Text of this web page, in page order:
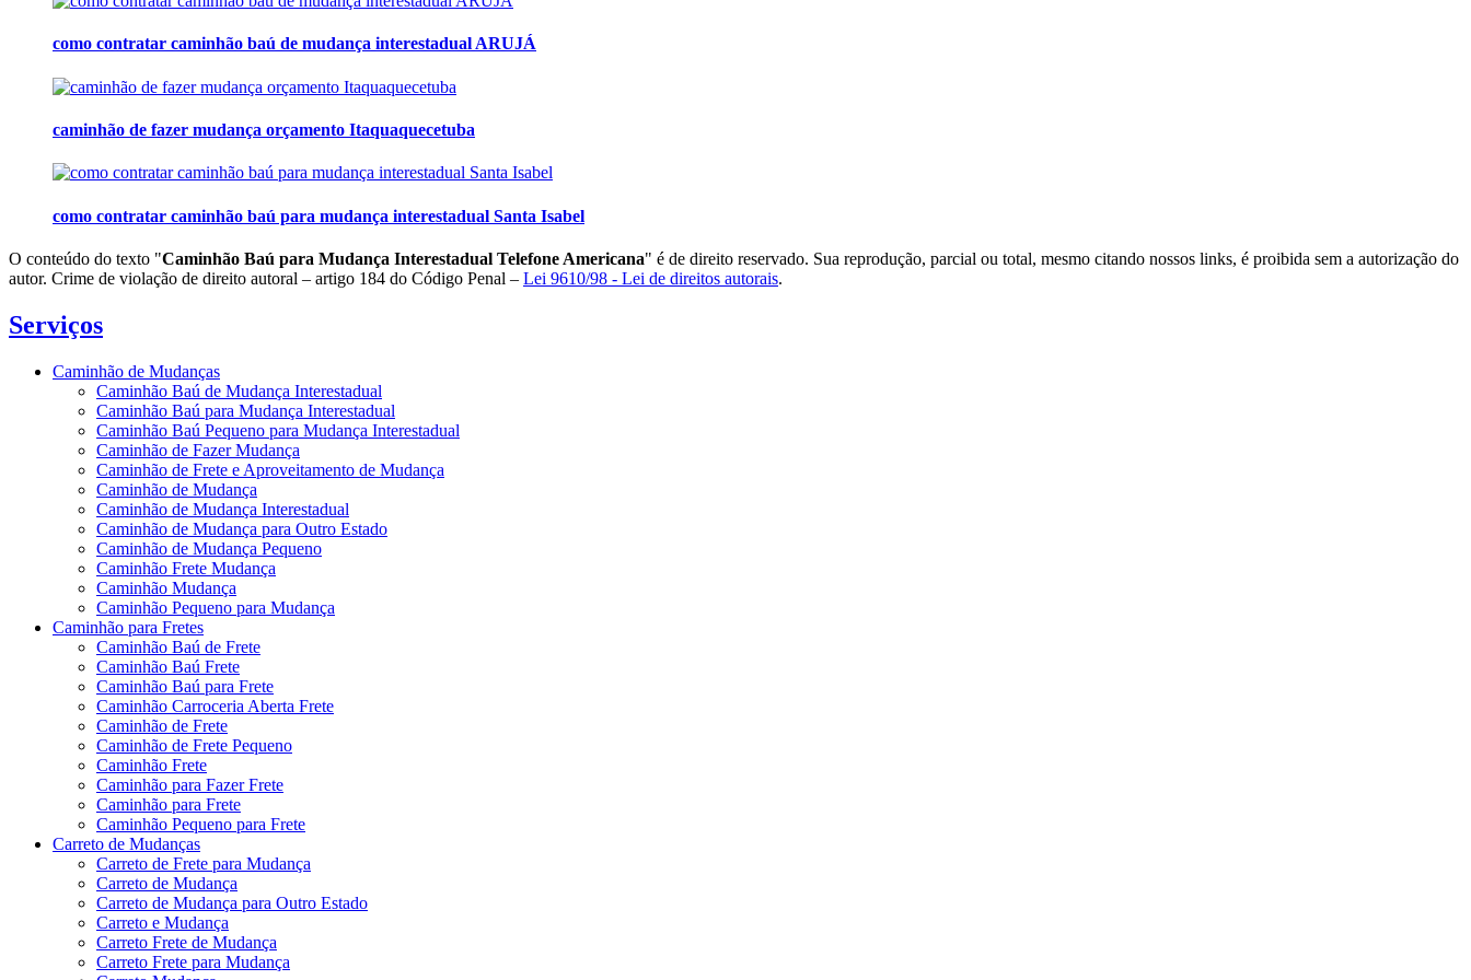
como contratar caminhão baú de mudança interestadual ARUJÁ
caminhão de fazer mudança orçamento Itaquaquecetuba
como contratar caminhão baú para mudança interestadual Santa Isabel
O conteúdo do texto "Caminhão Baú para Mudança Interestadual Telefone Americana" é de direito reservado. Sua reprodução, parcial ou total, mesmo citando nossos links, é proibida sem a autorização do
autor. Crime de violação de direito autoral – artigo 184 do Código Penal – Lei 9610/98 - Lei de direitos autorais.
Serviços
Caminhão de Mudanças
Caminhão Baú de Mudança Interestadual
Caminhão Baú para Mudança Interestadual
Caminhão Baú Pequeno para Mudança Interestadual
Caminhão de Fazer Mudança
Caminhão de Frete e Aproveitamento de Mudança
Caminhão de Mudança
Caminhão de Mudança Interestadual
Caminhão de Mudança para Outro Estado
Caminhão de Mudança Pequeno
Caminhão Frete Mudança
Caminhão Mudança
Caminhão Pequeno para Mudança
Caminhão para Fretes
Caminhão Baú de Frete
Caminhão Baú Frete
Caminhão Baú para Frete
Caminhão Carroceria Aberta Frete
Caminhão de Frete
Caminhão de Frete Pequeno
Caminhão Frete
Caminhão para Fazer Frete
Caminhão para Frete
Caminhão Pequeno para Frete
Carreto de Mudanças
Carreto de Frete para Mudança
Carreto de Mudança
Carreto de Mudança para Outro Estado
Carreto e Mudança
Carreto Frete de Mudança
Carreto Frete para Mudança